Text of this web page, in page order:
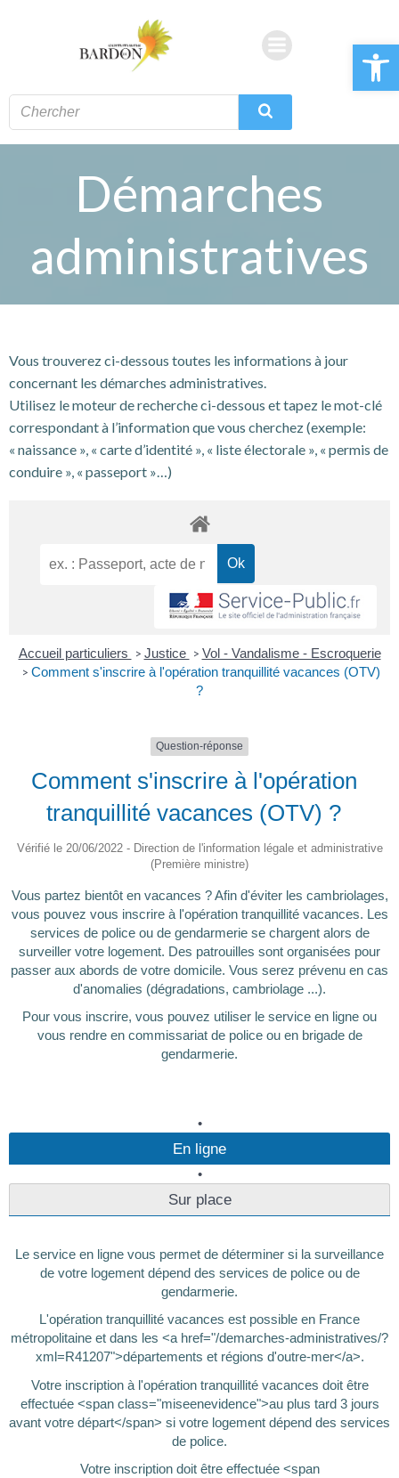
Ouvrir
Démarches
administratives
Vous trouverez ci-dessous toutes les informations à jour
concernant les démarches administratives.
Utilisez le moteur de recherche ci-dessous et tapez le mot-clé
correspondant à l’information que vous cherchez (exemple:
« naissance », « carte d’identité », « liste électorale », « permis de
conduire », « passeport »…)
Accueil particuliers > Justice > Vol - Vandalisme - Escroquerie
> Comment s'inscrire à l'opération tranquillité vacances (OTV)
?
Question-réponse
Comment s'inscrire à l'opération
tranquillité vacances (OTV) ?
Vérifié le 20/06/2022 - Direction de l'information légale et administrative
(Première ministre)
Vous partez bientôt en vacances ? Afin d'éviter les cambriolages,
vous pouvez vous inscrire à l'opération tranquillité vacances. Les
services de police ou de gendarmerie se chargent alors de
surveiller votre logement. Des patrouilles sont organisées pour
passer aux abords de votre domicile. Vous serez prévenu en cas
d'anomalies (dégradations, cambriolage ...).
Pour vous inscrire, vous pouvez utiliser le service en ligne ou
vous rendre en commissariat de police ou en brigade de
gendarmerie.
En ligne
Sur place
Le service en ligne vous permet de déterminer si la surveillance
de votre logement dépend des services de police ou de
gendarmerie.
L'opération tranquillité vacances est possible en France
métropolitaine et dans les <a href="/demarches-administratives/?
xml=R41207">départements et régions d'outre-mer</a>.
Votre inscription à l'opération tranquillité vacances doit être
effectuée <span class="miseenevidence">au plus tard 3 jours
avant votre départ</span> si votre logement dépend des services
de police.
Votre inscription doit être effectuée <span